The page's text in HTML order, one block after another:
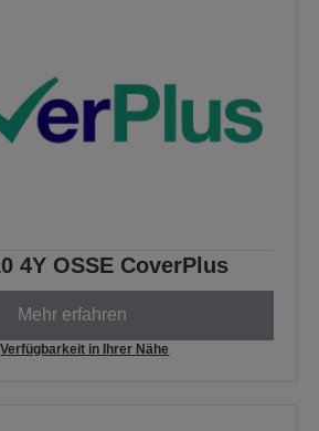
4Y OSSE CoverPlus
Mehr erfahren
Verfügbarkeit in Ihrer Nähe